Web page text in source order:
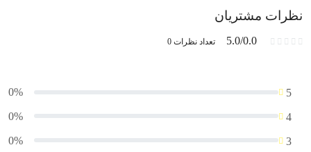
نظرات مشتریان
5.0/0.0 تعداد نظرات 0
5
0%
4
0%
3
0%